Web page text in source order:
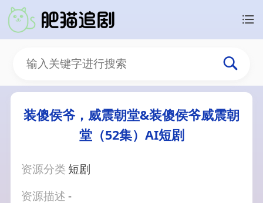
装傻侯爷，威震朝堂&装傻侯爷威震朝
堂（52集）AI短剧
资源分类 短剧
资源描述-